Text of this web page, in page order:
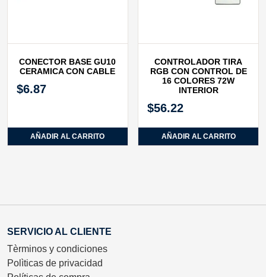
CONECTOR BASE GU10
CERAMICA CON CABLE
$6.87
AÑADIR AL CARRITO
CONTROLADOR TIRA
RGB CON CONTROL DE
16 COLORES 72W
INTERIOR
$56.22
AÑADIR AL CARRITO
SERVICIO AL CLIENTE
Tèrminos y condiciones
Polìticas de privacidad